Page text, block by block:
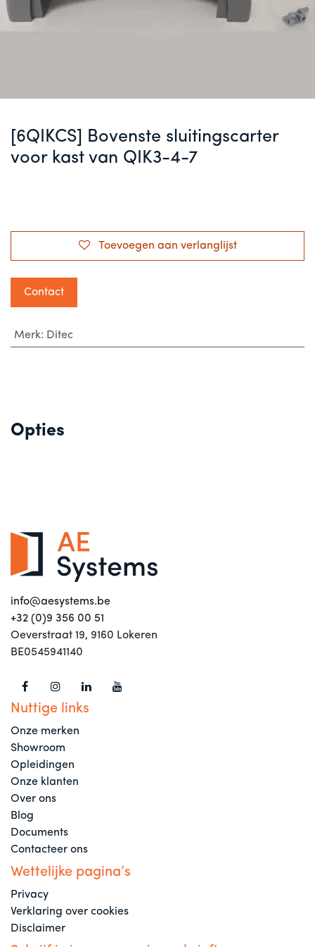
[6QIKCS] Bovenste sluitingscarter
voor kast van QIK3-4-7
Toevoegen aan verlanglijst
Contact
Merk: Ditec
Opties
info@aesystems.be
+32 (0)9 356 00 51
Oeverstraat 19, 9160 Lokeren
BE0545941140
Nuttige links
Onze merken
Showroom
Opleidingen
Onze klanten
Over ons
Blog
Documents
Contacteer ons
Wettelijke pagina’s
Privacy
Verklaring over cookies
Disclaimer